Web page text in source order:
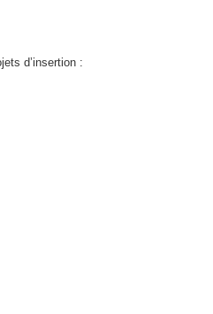
d’insertion :